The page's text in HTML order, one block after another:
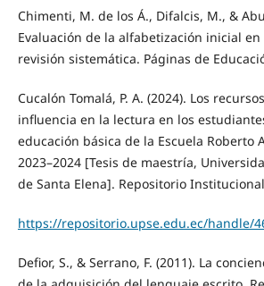
Chimenti, M. de los Á., Difalcis, M., &
Evaluación de la alfabetización inicial en
revisión sistemática. Páginas de
Cucalón Tomalá, P. A. (2024). Los
influencia en la lectura en los
educación básica de la Escuela Roberto
2023–2024 [Tesis de maestría,
de Santa Elena]. Repositorio Institucional
https://repositorio.upse.edu.ec/handle/
Defior, S., & Serrano, F. (2011). La